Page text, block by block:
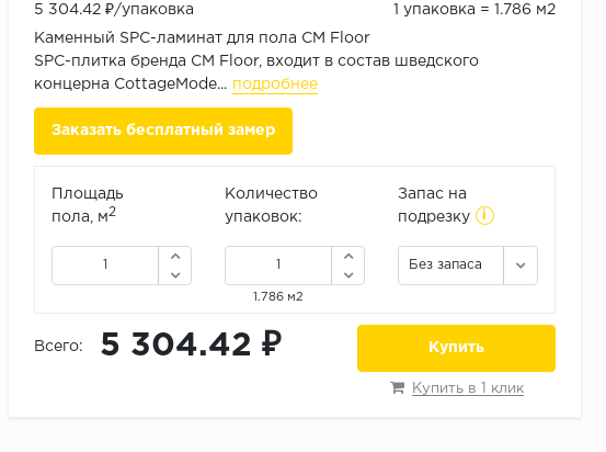
5 304.42 ₽/упаковка 1 упаковка = 1.786 м2
Каменный SPC-ламинат для пола CM Floor
SPC-плитка бренда CM Floor, входит в состав шведского
концерна CottageMode... подробнее
Заказать бесплатный замер
Площадь
пола, м 2
Количество
упаковок:
1.786 м2
Запас на
подрезку
i
Без запаса
Всего: 5 304.42 ₽ Купить
Купить в 1 клик